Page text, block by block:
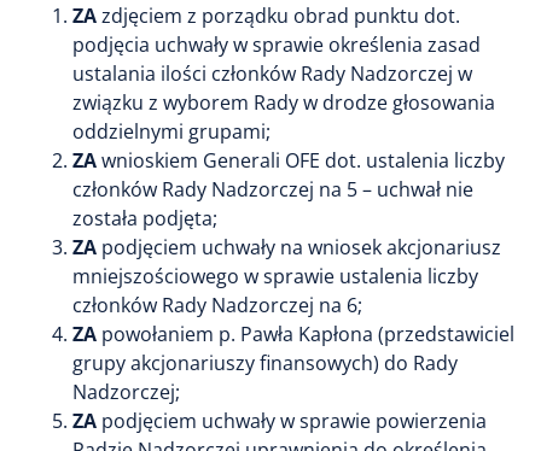
ZAzdjęciem z porządku obrad punktu dot.
podjęcia uchwały w sprawie określenia zasad
ustalania ilości członków Rady Nadzorczej w
związku z wyborem Rady w drodze głosowania
oddzielnymi grupami;
ZAwnioskiem Generali OFE dot. ustalenia liczby
członków Rady Nadzorczej na 5 – uchwał nie
została podjęta;
ZA podjęciem uchwały na wniosek akcjonariusz
mniejszościowego w sprawie ustalenia liczby
członków Rady Nadzorczej na 6;
ZA powołaniem p. Pawła Kapłona (przedstawiciel
grupy akcjonariuszy finansowych) do Rady
Nadzorczej;
ZA podjęciem uchwały w sprawie powierzenia